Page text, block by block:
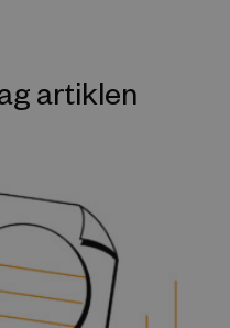
artiklen